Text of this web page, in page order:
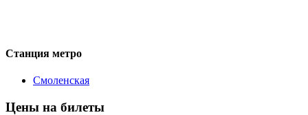
Станция метро
Смоленская
Цены на билеты